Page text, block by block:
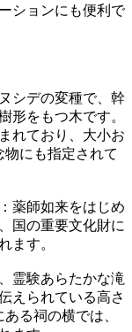
ションにも便利で
シデの変種で、幹
形をもつ木です。
れており、大小お
物にも指定されて
薬師如来をはじめ
国の重要文化財に
ます。
霊験あらたかな滝
えられている高さ
る祠の横では、